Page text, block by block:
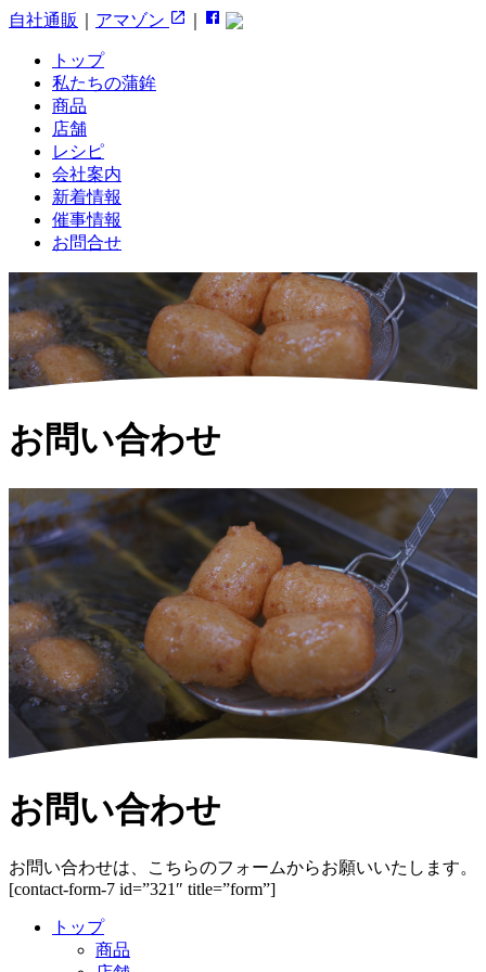
自社通販 アマゾン
トップ
私たちの蒲鉾
商品
店舗
レシピ
会社案内
新着情報
催事情報
お問合せ
お問い合わせ
お問い合わせ
お問い合わせは、こちらのフォームからお願いいたします。
[contact-form-7 id=”321″ title=”form”]
トップ
商品